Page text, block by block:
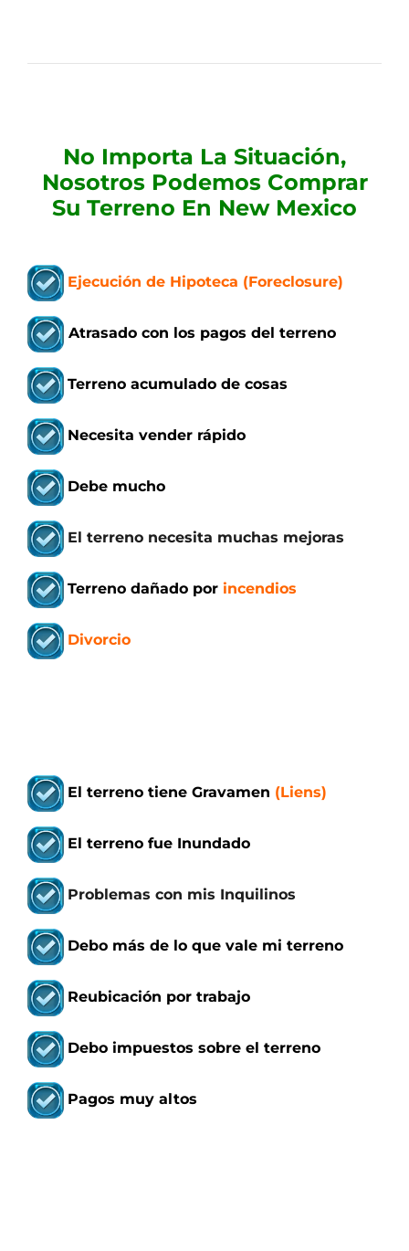
No Importa La Situación,
Nosotros Podemos Comprar
Su Terreno En New Mexico
Ejecución de Hipoteca (Foreclosure)
Atrasado con los pagos del terreno
Terreno acumulado de cosas
Necesita vender rápido
Debe mucho
El terreno necesita muchas mejoras
Terreno dañado por incendios
Divorcio
El terreno tiene Gravamen (Liens)
El terreno fue Inundado
Problemas con mis Inquilinos
Debo más de lo que vale mi terreno
Reubicación por trabajo
Debo impuestos sobre el terreno
Pagos muy altos